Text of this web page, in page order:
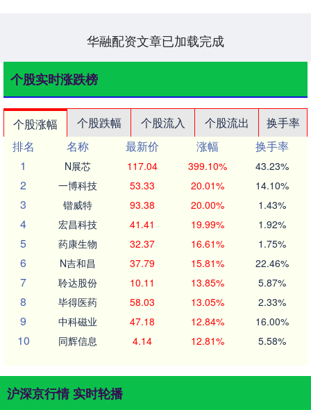
华融配资文章已加载完成
个股实时涨跌榜
个股涨幅 个股跌幅 个股流入 个股流出
换手率
排名
名称 最新价 涨幅
换手率
1
N展芯 117.04 399.10% 43.23%
2 一博科技 53.33 20.01% 14.10%
3 锴威特 93.38 20.00% 1.43%
4 宏昌科技 41.41 19.99% 1.92%
5 药康生物 32.37 16.61% 1.75%
6 N吉和昌 37.79 15.81% 22.46%
7 聆达股份 10.11 13.85% 5.87%
8 毕得医药 58.03 13.05% 2.33%
9 中科磁业 47.18 12.84% 16.00%
10 同辉信息 4.14 12.81% 5.58%
沪深京行情 实时轮播